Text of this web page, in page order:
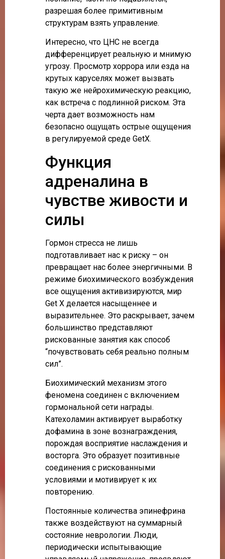
разрешая более примитивным
структурам взять управление.
Интересно, что ЦНС не всегда
дифференцирует реальную и мнимую
угрозу. Просмотр хоррора или езда на
крутых каруселях может вызвать
такую же нейрохимическую реакцию,
как встреча с подлинной риском. Эта
черта дает возможность нам
безопасно ощущать острые ощущения
в регулируемой среде GetX.
Функция
адреналина в
чувстве живости и
силы
Гормон стресса не лишь
подготавливает нас к риску – он
превращает нас более энергичными. В
режиме биохимического возбуждения
все ощущения активизируются, мир
Get X делается насыщеннее и
выразительнее. Это раскрывает, зачем
большинство представляют
рискованные занятия как способ
“почувствовать себя реально полным
сил”.
Биохимический механизм этого
феномена соединен с включением
гормональной сети награды.
Катехоламин активирует выработку
дофамина в зоне вознаграждения,
порождая восприятие наслаждения и
восторга. Это образует позитивные
соединения с рискованными
условиями и мотивирует к их
повторению.
Постоянные количества эпинефрина
также воздействуют на суммарный
состояние неврологии. Люди,
периодически испытывающие